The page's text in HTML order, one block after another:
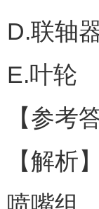
D.联轴
E.叶轮
【参考
【解析